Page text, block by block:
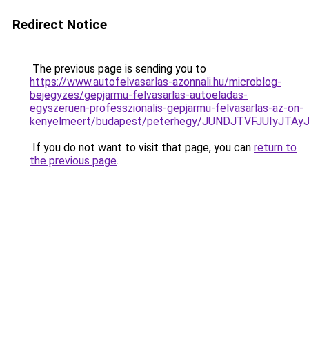
Redirect Notice
The previous page is sending you to
https://www.autofelvasarlas-azonnali.hu/microblog-
bejegyzes/gepjarmu-felvasarlas-autoeladas-
egyszeruen-professzionalis-gepjarmu-felvasarlas-az-on-
kenyelmeert/budapest/peterhegy/
If you do not want to visit that page, you can return to
the previous page.